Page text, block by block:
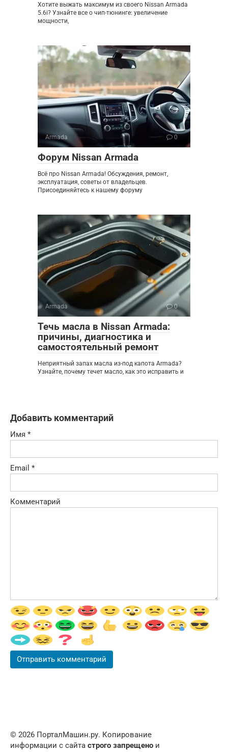
Хотите выжать максимум из своего Nissan Armada
5.6i? Узнайте все о чип-тюнинге: увеличение
мощности,
Armada 0
Форум Nissan Armada
Всё про Nissan Armada! Обсуждения, ремонт,
эксплуатация, советы от владельцев.
Присоединяйтесь к нашему форуму
Armada 0
Течь масла в Nissan Armada:
причины, диагностика и
самостоятельный ремонт
Неприятный запах масла из-под капота Armada?
Узнайте, почему течет масло, как это исправить и
Добавить комментарий
Имя *
Email *
Комментарий
© 2026 ПорталМашин.ру. Копирование
информации с сайта строго запрещено и